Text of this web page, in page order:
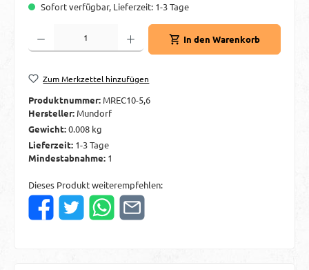
Sofort verfügbar, Lieferzeit: 1-3 Tage
Produkt Anzahl: Gib den gewünschten Wert ein oder benutze die Schaltflächen
In den Warenkorb
Zum Merkzettel hinzufügen
Produktnummer: MREC10-5,6
Hersteller: Mundorf
Gewicht:0.008 kg
Lieferzeit: 1-3 Tage
Mindestabnahme: 1
Dieses Produkt weiterempfehlen: